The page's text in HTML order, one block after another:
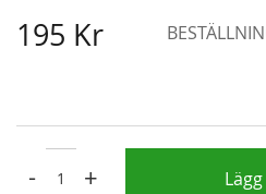
195 Kr
- +